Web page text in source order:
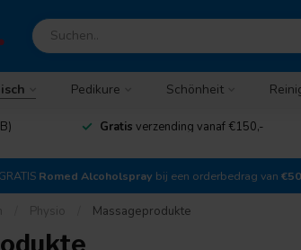
Pedikure Schönheit
Gratis verzending vanaf €150,-
Romed Alcoholspray bij een orderbedrag van
Physio Massageprodukte